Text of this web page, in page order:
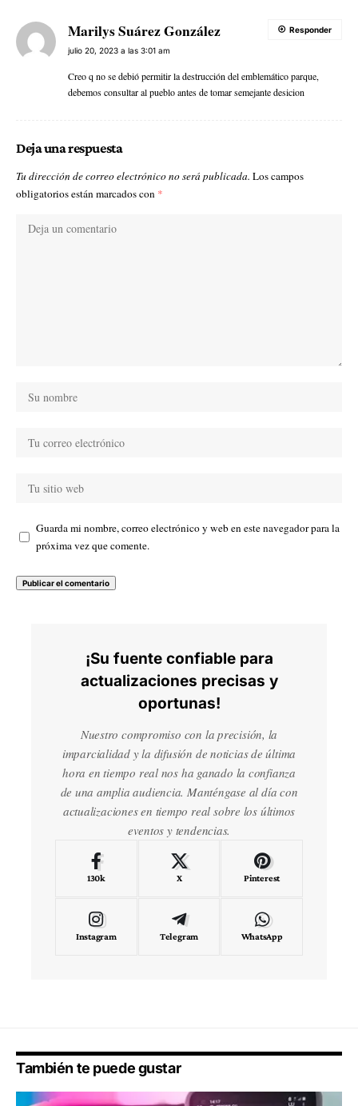
Marilys Suárez González
julio 20, 2023 a las 3:01 am
Creo q no se debió permitir la destrucción del emblemático parque,
debemos consultar al pueblo antes de tomar semejante desicion
Responder
Deja una respuesta
Tu dirección de correo electrónico no será publicada. Los campos
obligatorios están marcados con *
Guarda mi nombre, correo electrónico y web en este navegador para la
próxima vez que comente.
¡Su fuente confiable para
actualizaciones precisas y
oportunas!
Nuestro compromiso con la precisión, la
imparcialidad y la difusión de noticias de última
hora en tiempo real nos ha ganado la confianza
de una amplia audiencia. Manténgase al día con
actualizaciones en tiempo real sobre los últimos
eventos y tendencias.
130k X Pinterest
Instagram Telegram WhatsApp
También te puede gustar